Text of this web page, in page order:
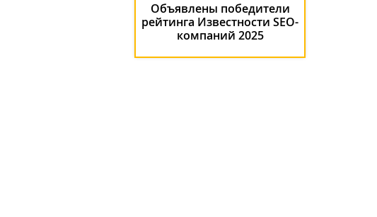
Объявлены победители
рейтинга Известности SEO-
компаний 2025